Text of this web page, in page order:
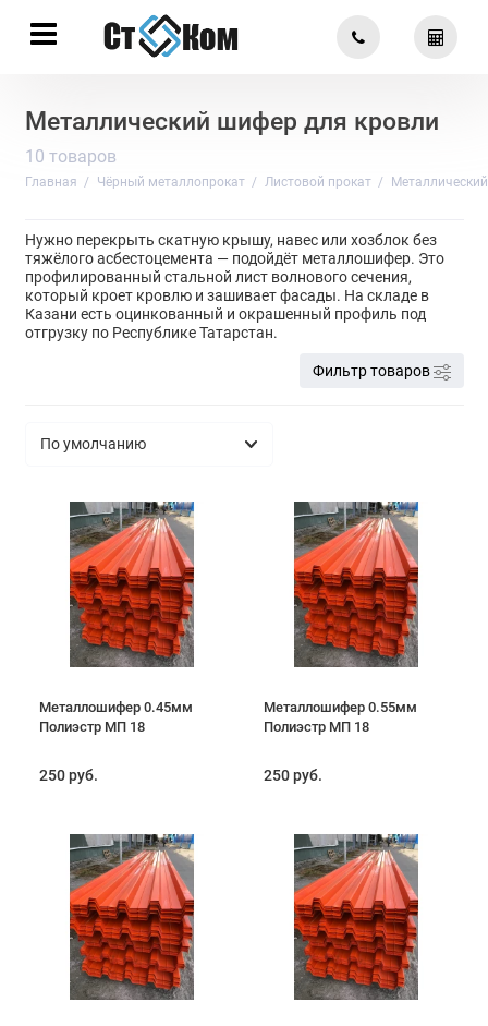
Металлический шифер для кровли
10 товаров
Главная Чёрный металлопрокат Листовой прокат
Нужно перекрыть скатную крышу, навес или хозблок без
тяжёлого асбестоцемента — подойдёт металлошифер. Это
профилированный стальной лист волнового сечения,
который кроет кровлю и зашивает фасады. На складе в
Казани есть оцинкованный и окрашенный профиль под
отгрузку по Республике Татарстан.
Фильтр товаров
Металлошифер 0.45мм
Полиэстр МП 18
250 руб.
Металлошифер 0.55мм
Полиэстр МП 18
250 руб.